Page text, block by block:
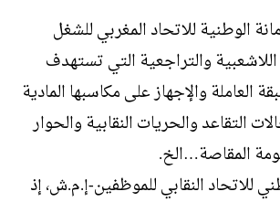
الوطنية للاتحاد المغربي للشغل
اللاشعبية والتراجعية التي تستهدف
العاملة والإجهاز على مكاسبها المادية
التقاعد والحريات النقابية والحوار
المقاصة…الخ.
للاتحاد النقابي للموظفين-إ.م.ش، إذ